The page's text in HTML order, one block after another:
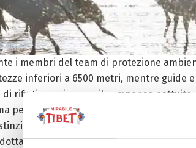
i membri del team di protezione
inferiori a 6500 metri, mentre guide
di rifiuti per ricevere il compenso
per venire inviati al riciclo, compostati
di nazionalità. Purtroppo
ma non conoscenza del territorio”,